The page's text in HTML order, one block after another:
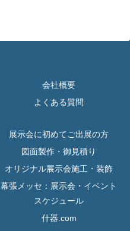
会社概要
よくある質問
展示会に初めてご出展の方
図面製作・御見積り
オリジナル展示会施工・装飾
幕張メッセ：展示会・イベント
スケジュール
什器.com